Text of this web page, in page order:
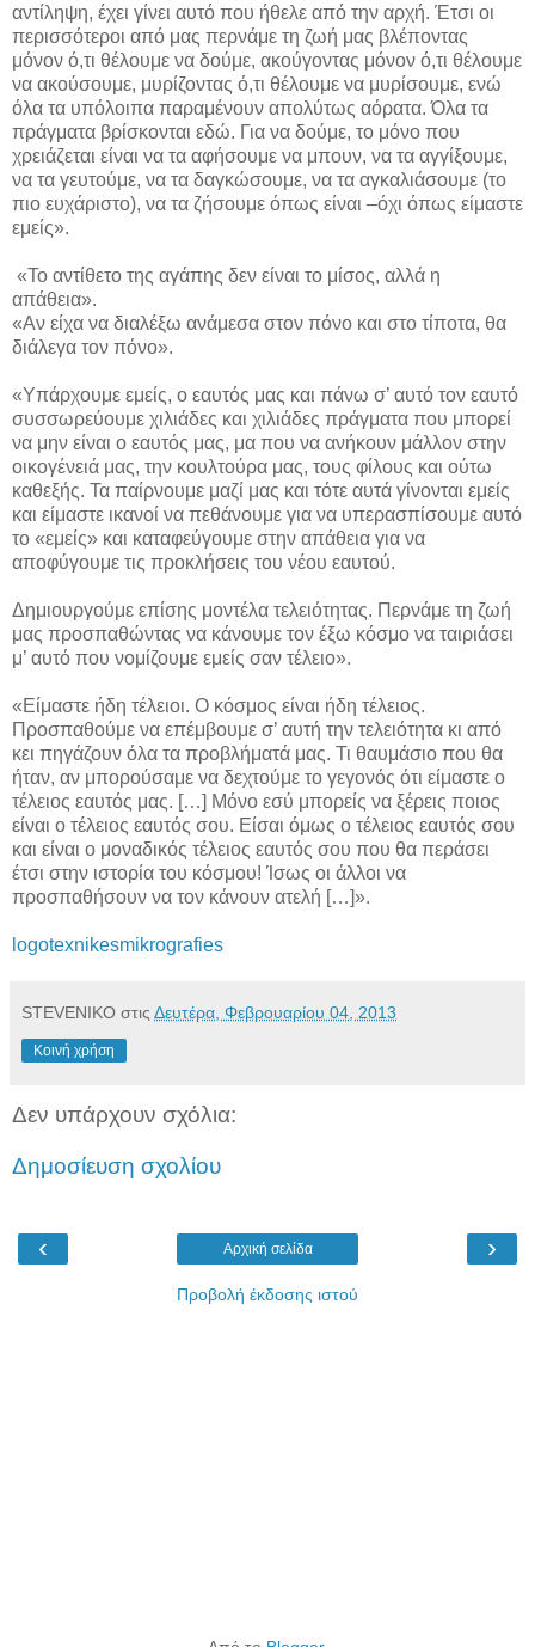
αντίληψη, έχει γίνει αυτό που ήθελε από την αρχή. Έτσι οι
περισσότεροι από μας περνάμε τη ζωή μας βλέποντας
μόνον ό,τι θέλουμε να δούμε, ακούγοντας μόνον ό,τι θέλουμε
να ακούσουμε, μυρίζοντας ό,τι θέλουμε να μυρίσουμε, ενώ
όλα τα υπόλοιπα παραμένουν απολύτως αόρατα. Όλα τα
πράγματα βρίσκονται εδώ. Για να δούμε, το μόνο που
χρειάζεται είναι να τα αφήσουμε να μπουν, να τα αγγίξουμε,
να τα γευτούμε, να τα δαγκώσουμε, να τα αγκαλιάσουμε (το
πιο ευχάριστο), να τα ζήσουμε όπως είναι –όχι όπως είμαστε
εμείς».
«Το αντίθετο της αγάπης δεν είναι το μίσος, αλλά η
απάθεια».
«Αν είχα να διαλέξω ανάμεσα στον πόνο και στο τίποτα, θα
διάλεγα τον πόνο».
«Υπάρχουμε εμείς, ο εαυτός μας και πάνω σ’ αυτό τον εαυτό
συσσωρεύουμε χιλιάδες και χιλιάδες πράγματα που μπορεί
να μην είναι ο εαυτός μας, μα που να ανήκουν μάλλον στην
οικογένειά μας, την κουλτούρα μας, τους φίλους και ούτω
καθεξής. Τα παίρνουμε μαζί μας και τότε αυτά γίνονται εμείς
και είμαστε ικανοί να πεθάνουμε για να υπερασπίσουμε αυτό
το «εμείς» και καταφεύγουμε στην απάθεια για να
αποφύγουμε τις προκλήσεις του νέου εαυτού.
Δημιουργούμε επίσης μοντέλα τελειότητας. Περνάμε τη ζωή
μας προσπαθώντας να κάνουμε τον έξω κόσμο να ταιριάσει
μ’ αυτό που νομίζουμε εμείς σαν τέλειο».
«Είμαστε ήδη τέλειοι. Ο κόσμος είναι ήδη τέλειος.
Προσπαθούμε να επέμβουμε σ’ αυτή την τελειότητα κι από
κει πηγάζουν όλα τα προβλήματά μας. Τι θαυμάσιο που θα
ήταν, αν μπορούσαμε να δεχτούμε το γεγονός ότι είμαστε ο
τέλειος εαυτός μας. […] Μόνο εσύ μπορείς να ξέρεις ποιος
είναι ο τέλειος εαυτός σου. Είσαι όμως ο τέλειος εαυτός σου
και είναι ο μοναδικός τέλειος εαυτός σου που θα περάσει
έτσι στην ιστορία του κόσμου! Ίσως οι άλλοι να
προσπαθήσουν να τον κάνουν ατελή […]».
logotexnikesmikrografies
STEVENIKO στις Δευτέρα, Φεβρουαρίου 04, 2013
Κοινή χρήση
Δεν υπάρχουν σχόλια:
Δημοσίευση σχολίου
‹ ›
Αρχική σελίδα
Προβολή έκδοσης ιστού